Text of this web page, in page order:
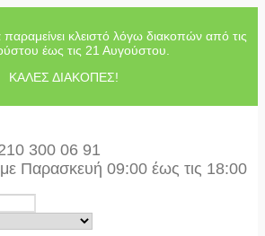
κλειστό λόγω διακοπών από τις
έως τις 21 Αυγούστου.
ΚΑΛΕΣ ΔΙΑΚΟΠΕΣ!
300 06 91
Παρασκευή 09:00 έως τις 18:00